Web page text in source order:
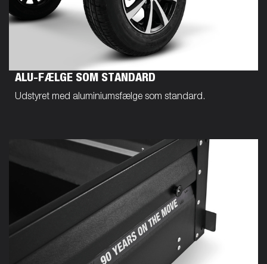
ALU-FÆLGE SOM STANDARD
Udstyret med aluminiumsfælge som standard.